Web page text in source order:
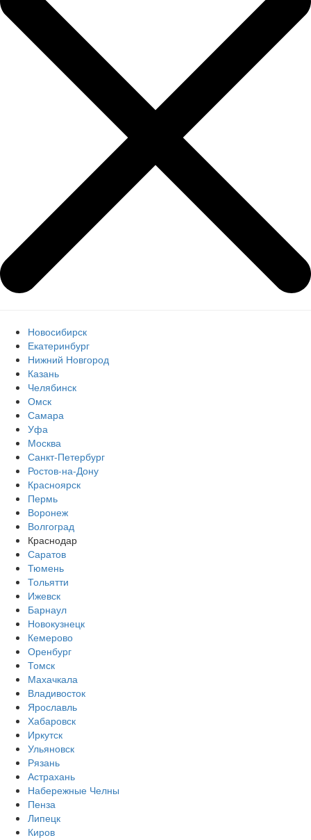
Новосибирск
Екатеринбург
Нижний Новгород
Казань
Челябинск
Омск
Самара
Уфа
Москва
Санкт-Петербург
Ростов-на-Дону
Красноярск
Пермь
Воронеж
Волгоград
Краснодар
Саратов
Тюмень
Тольятти
Ижевск
Барнаул
Новокузнецк
Кемерово
Оренбург
Томск
Махачкала
Владивосток
Ярославль
Хабаровск
Иркутск
Ульяновск
Рязань
Астрахань
Набережные Челны
Пенза
Липецк
Киров